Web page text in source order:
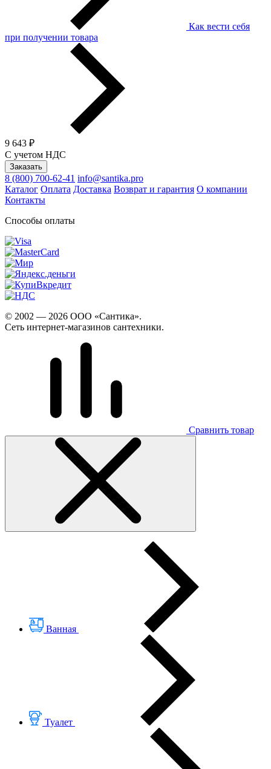
Как вести себя
при получении товара
9 643 ₽
С учетом НДС
Заказать
8 (800) 700-62-41 info@santika.pro
Каталог Оплата Доставка Возврат и гарантия О компании
Контакты
Способы оплаты
© 2002 — 2026 ООО «Сантика».
Сеть интернет-магазинов сантехники.
Сравнить товар
Ванная
Туалет